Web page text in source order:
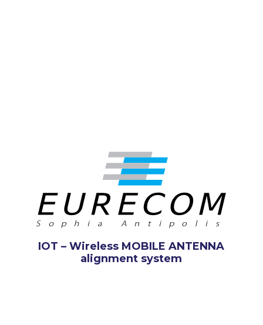
IOT – Wireless MOBILE ANTENNA
alignment system